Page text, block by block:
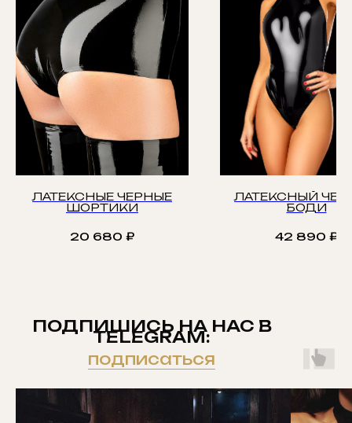
ЛАТЕКСНЫЕ ЧЕРНЫЕ
ШОРТИКИ
20 680 ₽
ЛАТЕКСНЫЙ
БОДИ
42 890 ₽
ПОДПИШИСЬ НА НАС В
TELEGRAM:
подписаться